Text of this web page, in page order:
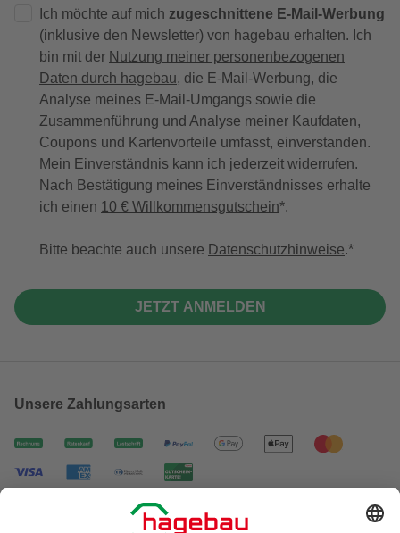
Ich möchte auf mich zugeschnittene E-Mail-Werbung
(inklusive den Newsletter) von hagebau erhalten. Ich
bin mit der Nutzung meiner personenbezogenen
Daten durch hagebau, die E-Mail-Werbung, die
Analyse meines E-Mail-Umgangs sowie die
Zusammenführung und Analyse meiner Kaufdaten,
Coupons und Kartenvorteile umfasst, einverstanden.
Mein Einverständnis kann ich jederzeit widerrufen.
Nach Bestätigung meines Einverständnisses erhalte
ich einen 10 € Willkommensgutschein*.
Bitte beachte auch unsere Datenschutzhinweise.
JETZT ANMELDEN
Unsere Zahlungsarten